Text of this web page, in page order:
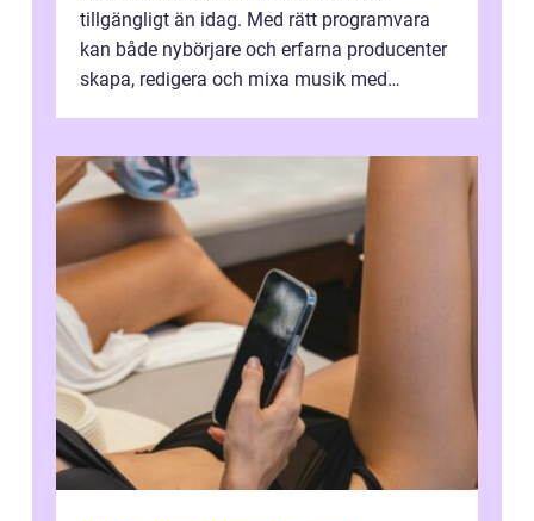
tillgängligt än idag. Med rätt programvara
kan både nybörjare och erfarna producenter
skapa, redigera och mixa musik med